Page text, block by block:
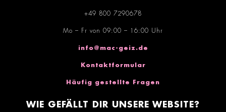
+49 800 7290678
Mo – Fr von 09:00 – 16:00 Uhr
info@mac-geiz.de
Kontaktformular
Häufig gestellte Fragen
WIE GEFÄLLT DIR UNSERE WEBSITE?